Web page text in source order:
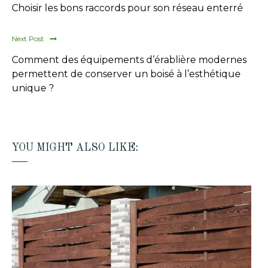
Choisir les bons raccords pour son réseau enterré
Next Post
Comment des équipements d’érablière modernes
permettent de conserver un boisé à l’esthétique
unique ?
YOU MIGHT ALSO LIKE: